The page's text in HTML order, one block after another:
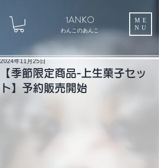
1ANKO
わんこのあんこ
ME
NU
【季節限定商品-上生菓子セッ
ト】予約販売開始
2024年11月25日